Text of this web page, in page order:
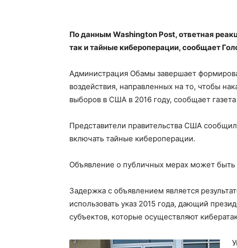
По данным Washington Post, ответная
так и тайные кибероперации, сообщает
Администрация Обамы завершает
воздействия, направленных на то, чтобы
выборов в США в 2016 году, сообщает
Представители правительства США
включать тайные кибероперации.
Объявление о публичных мерах может быть
Задержка с объявлением является
использовать указ 2015 года, дающий
субъектов, которые осуществляют